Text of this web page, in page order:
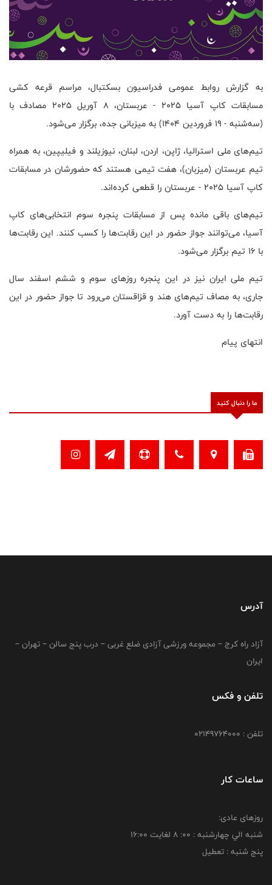
به گزارش روابط عمومی فدراسیون بسکتبال، مراسم قرعه کشی
مسابقات کاپ آسیا ۲۰۲۵ - عربستان، ۸ آوریل ۲۰۲۵ مصادف با
(سه‌شنبه - ۱۹ فروردین ۱۴۰۴) به میزبانی جده، برگزار می‌شود.
تیم‌های ملی استرالیا، ژاپن، اردن، لبنان، نیوزیلند و فیلیپین، به همراه
تیم عربستان (میزبان)، هفت تیمی هستند که حضورشان در مسابقات
کاپ آسیا ۲۰۲۵ - عربستان را قطعی کرده‌اند.
تیم‌های باقی مانده پس از مسابقات پنجره سوم انتخابی‌های کاپ
آسیا، می‌توانند جواز حضور در این رقابت‌ها را کسب کنند. این رقابت‌ها
با ۱۶ تیم برگزار می‌شود.
تیم ملی ایران نیز در این پنجره روزهای سوم و ششم اسفند سال
جاری، به مصاف تیم‌های هند و قزاقستان می‌رود تا جواز حضور در این
رقابت‌ها را به دست آورد.
انتهای پیام
ما را دنبال کنید
آدرس
آزاد راه کرج – مجموعه ورزشی آزادی ضلع غربی – درب پنج سالن – تهران –
ایران
تلفن و فکس
تلفن : 02149764000
ساعات کار
روزهای عادی:
شنبه الي چهارشنبه : 00: 8 لغايت 16:00
پنج شنبه : تعطیل